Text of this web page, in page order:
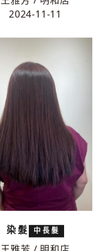
王雅芳 / 明和店
染髮 中長髮